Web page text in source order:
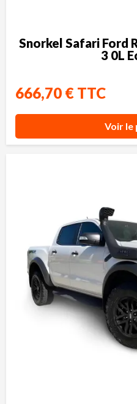
Snorkel Safari Ford
3 0L
666,70 € TTC
Voir le